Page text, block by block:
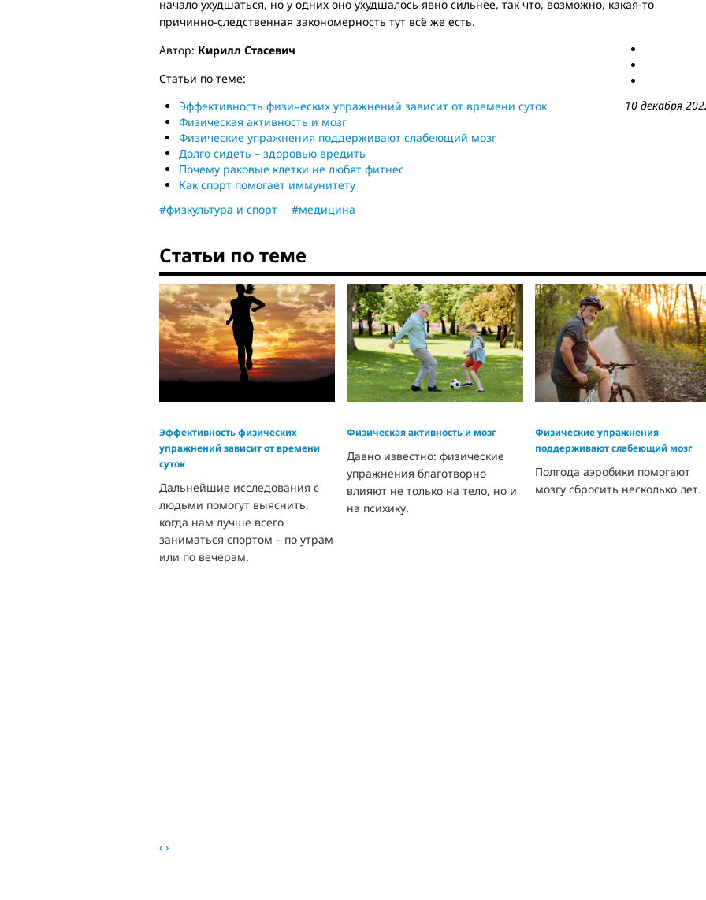
начало ухудшаться, но у одних оно ухудшалось явно сильнее, так что, возможно, какая-то
причинно-следственная закономерность тут всё же есть.
10 декабря
Автор: Кирилл Стасевич
Статьи по теме:
Эффективность физических упражнений зависит от времени суток
Физическая активность и мозг
Физические упражнения поддерживают слабеющий мозг
Долго сидеть – здоровью вредить
Почему раковые клетки не любят фитнес
Как спорт помогает иммунитету
#физкультура и спорт
#медицина
Статьи по теме
Эффективность физических
упражнений зависит от времени
суток
Дальнейшие исследования с
людьми помогут выяснить,
когда нам лучше всего
заниматься спортом – по утрам
или по вечерам.
Физическая активность и мозг
Давно известно: физические
упражнения благотворно
влияют не только на тело, но и
на психику.
Физические упражнения
поддерживают слабеющий мозг
Полгода аэробики помогают
мозгу сбросить несколько лет.
‹ ›